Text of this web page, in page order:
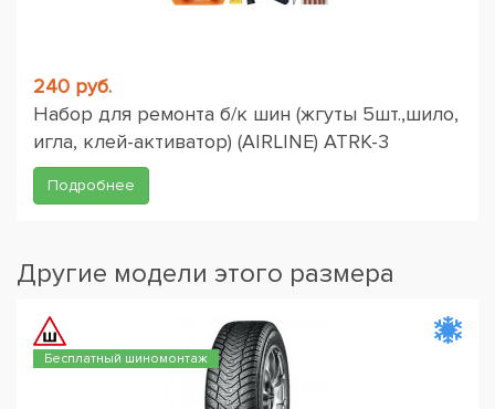
240 руб.
Набор для ремонта б/к шин (жгуты 5шт.,шило,
игла, клей-активатор) (AIRLINE) ATRK-3
Подробнее
Другие модели этого размера
Бесплатный шиномонтаж